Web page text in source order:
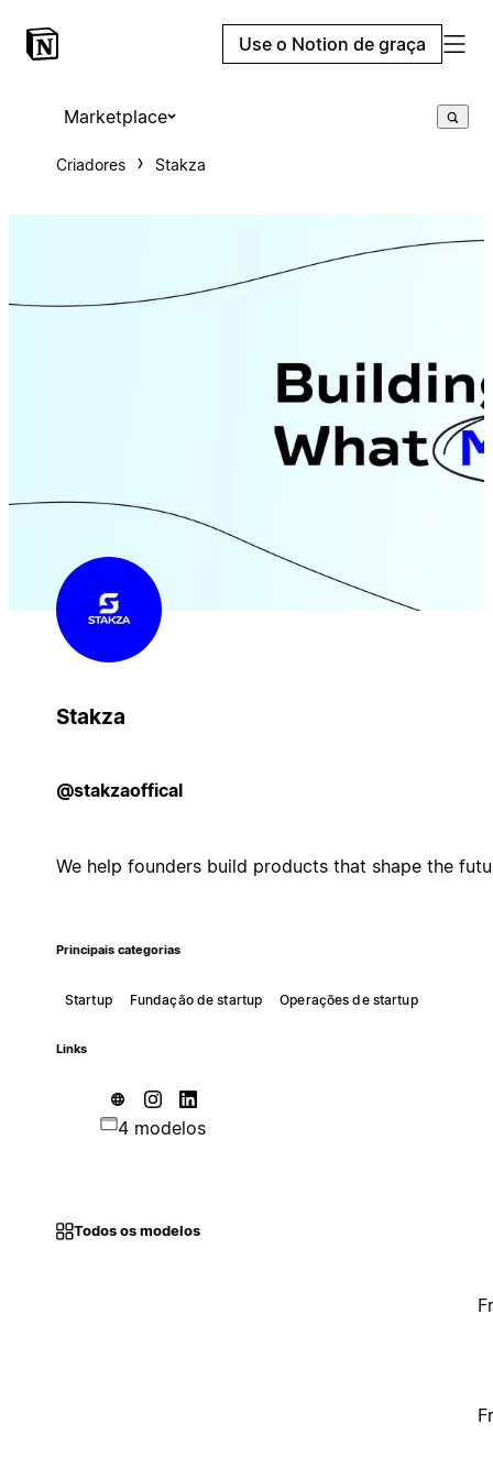
Use o Notion de graça
Marketplace
Criadores Stakza
Stakza
@stakzaoffical
We help founders build products that shape the
Principais categorias
Startup Fundação de startup Operações de startup
Links
4 modelos
Todos os modelos